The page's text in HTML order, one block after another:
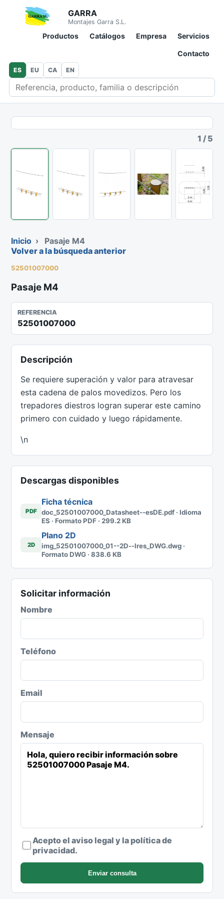
GARRA
Montajes Garra S.L.
Productos Catálogos Empresa Servicios
Contacto
Buscar en catálogo
ES EU CA EN
1 / 5
Inicio ›
Pasaje M4
Volver a la búsqueda anterior
52501007000
Pasaje M4
REFERENCIA
52501007000
Descripción
Se requiere superación y valor para atravesar
esta cadena de palos movedizos. Pero los
trepadores diestros logran superar este camino
primero con cuidado y luego rápidamente.
\n
Descargas disponibles
PDF
Ficha técnica
doc_52501007000_Datasheet--esDE.pdf · Idioma
ES · Formato PDF · 299.2 KB
2D
Plano 2D
img_52501007000_01--2D--lres_DWG.dwg ·
Formato DWG · 838.6 KB
Solicitar información
Nombre
Teléfono
Email
Mensaje
Acepto el aviso legal y la política de
privacidad.
Enviar consulta